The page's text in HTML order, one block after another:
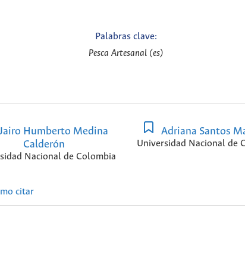
Palabras clave:
Pesca Artesanal (es)
Humberto Medina
Calderón
Nacional de Colombia
Adriana Santos
Universidad Nacional de
citar